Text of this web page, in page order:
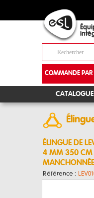
COMMANDE PAR
CATALOGUE
ÉLINGUE DE
4 MM 350 CM
MANCHONNÉE
Référence :